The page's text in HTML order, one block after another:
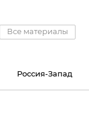
Все материалы
Россия-Запад